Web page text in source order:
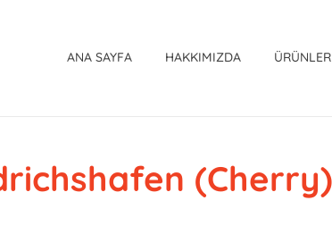
ANA SAYFA HAKKIMIZDA ÜRÜNLER